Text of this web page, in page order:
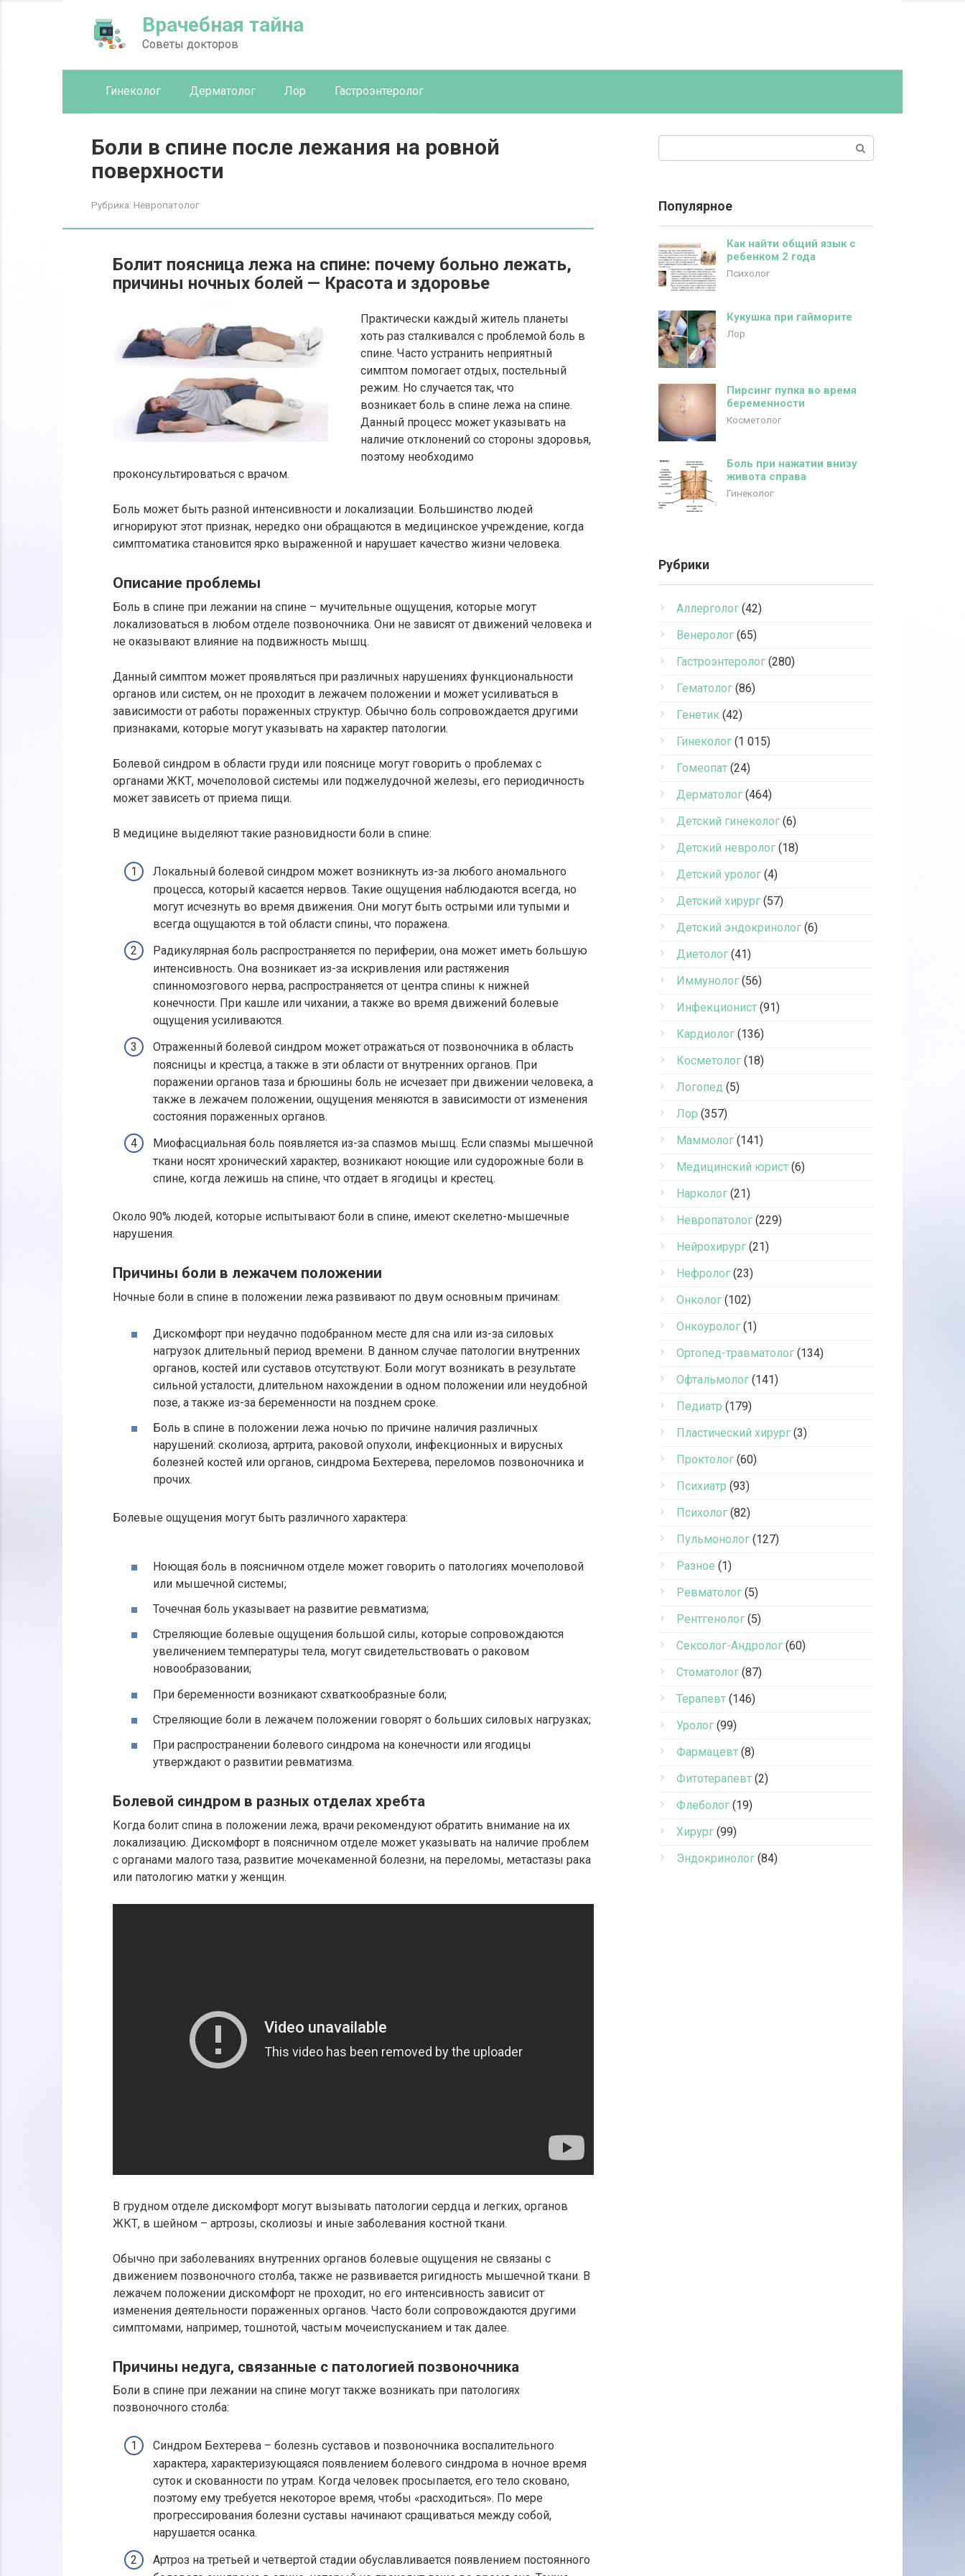
Врачебная тайна
Советы докторов
Гинеколог Дерматолог Лор Гастроэнтеролог
Боли в спине после лежания на ровной
поверхности
Рубрика: Невропатолог
Болит поясница лежа на спине: почему больно лежать,
причины ночных болей — Красота и здоровье
Практически каждый житель планеты
хоть раз сталкивался с проблемой боль в
спине. Часто устранить неприятный
симптом помогает отдых, постельный
режим. Но случается так, что
возникает боль в спине лежа на спине.
Данный процесс может указывать на
наличие отклонений со стороны здоровья,
поэтому необходимо
проконсультироваться с врачом.
Боль может быть разной интенсивности и локализации. Большинство людей
игнорируют этот признак, нередко они обращаются в медицинское учреждение, когда
симптоматика становится ярко выраженной и нарушает качество жизни человека.
Описание проблемы
Боль в спине при лежании на спине – мучительные ощущения, которые могут
локализоваться в любом отделе позвоночника. Они не зависят от движений человека и
не оказывают влияние на подвижность мышц.
Данный симптом может проявляться при различных нарушениях функциональности
органов или систем, он не проходит в лежачем положении и может усиливаться в
зависимости от работы пораженных структур. Обычно боль сопровождается другими
признаками, которые могут указывать на характер патологии.
Болевой синдром в области груди или пояснице могут говорить о проблемах с
органами ЖКТ, мочеполовой системы или поджелудочной железы, его периодичность
может зависеть от приема пищи.
В медицине выделяют такие разновидности боли в спине:
Локальный болевой синдром может возникнуть из-за любого аномального
процесса, который касается нервов. Такие ощущения наблюдаются всегда, но
могут исчезнуть во время движения. Они могут быть острыми или тупыми и
всегда ощущаются в той области спины, что поражена.
Радикулярная боль распространяется по периферии, она может иметь большую
интенсивность. Она возникает из-за искривления или растяжения
спинномозгового нерва, распространяется от центра спины к нижней
конечности. При кашле или чихании, а также во время движений болевые
ощущения усиливаются.
Отраженный болевой синдром может отражаться от позвоночника в область
поясницы и крестца, а также в эти области от внутренних органов. При
поражении органов таза и брюшины боль не исчезает при движении человека, а
также в лежачем положении, ощущения меняются в зависимости от изменения
состояния пораженных органов.
Миофасциальная боль появляется из-за спазмов мышц. Если спазмы мышечной
ткани носят хронический характер, возникают ноющие или судорожные боли в
спине, когда лежишь на спине, что отдает в ягодицы и крестец.
Около 90% людей, которые испытывают боли в спине, имеют скелетно-мышечные
нарушения.
Причины боли в лежачем положении
Ночные боли в спине в положении лежа развивают по двум основным причинам:
Дискомфорт при неудачно подобранном месте для сна или из-за силовых
нагрузок длительный период времени. В данном случае патологии внутренних
органов, костей или суставов отсутствуют. Боли могут возникать в результате
сильной усталости, длительном нахождении в одном положении или неудобной
позе, а также из-за беременности на позднем сроке.
Боль в спине в положении лежа ночью по причине наличия различных
нарушений: сколиоза, артрита, раковой опухоли, инфекционных и вирусных
болезней костей или органов, синдрома Бехтерева, переломов позвоночника и
прочих.
Болевые ощущения могут быть различного характера:
Ноющая боль в поясничном отделе может говорить о патологиях мочеполовой
или мышечной системы;
Точечная боль указывает на развитие ревматизма;
Стреляющие болевые ощущения большой силы, которые сопровождаются
увеличением температуры тела, могут свидетельствовать о раковом
новообразовании;
При беременности возникают схваткообразные боли;
Стреляющие боли в лежачем положении говорят о больших силовых нагрузках;
При распространении болевого синдрома на конечности или ягодицы
утверждают о развитии ревматизма.
Болевой синдром в разных отделах хребта
Когда болит спина в положении лежа, врачи рекомендуют обратить внимание на их
локализацию. Дискомфорт в поясничном отделе может указывать на наличие проблем
с органами малого таза, развитие мочекаменной болезни, на переломы, метастазы рака
или патологию матки у женщин.
В грудном отделе дискомфорт могут вызывать патологии сердца и легких, органов
ЖКТ, в шейном – артрозы, сколиозы и иные заболевания костной ткани.
Обычно при заболеваниях внутренних органов болевые ощущения не связаны с
движением позвоночного столба, также не развивается ригидность мышечной ткани. В
лежачем положении дискомфорт не проходит, но его интенсивность зависит от
изменения деятельности пораженных органов. Часто боли сопровождаются другими
симптомами, например, тошнотой, частым мочеиспусканием и так далее.
Причины недуга, связанные с патологией позвоночника
Боли в спине при лежании на спине могут также возникать при патологиях
позвоночного столба:
Синдром Бехтерева – болезнь суставов и позвоночника воспалительного
характера, характеризующаяся появлением болевого синдрома в ночное время
суток и скованности по утрам. Когда человек просыпается, его тело сковано,
поэтому ему требуется некоторое время, чтобы «расходиться». По мере
прогрессирования болезни суставы начинают сращиваться между собой,
нарушается осанка.
Артроз на третьей и четвертой стадии обуславливается появлением постоянного
Популярное
Как найти общий язык с
ребенком 2 года
Психолог
Кукушка при гайморите
Лор
Пирсинг пупка во время
беременности
Косметолог
Боль при нажатии внизу
живота справа
Гинеколог
Рубрики
Аллерголог (42)
Венеролог (65)
Гастроэнтеролог (280)
Гематолог (86)
Генетик (42)
Гинеколог (1 015)
Гомеопат (24)
Дерматолог (464)
Детский гинеколог (6)
Детский невролог (18)
Детский уролог (4)
Детский хирург (57)
Детский эндокринолог (6)
Диетолог (41)
Иммунолог (56)
Инфекционист (91)
Кардиолог (136)
Косметолог (18)
Логопед (5)
Лор (357)
Маммолог (141)
Медицинский юрист (6)
Нарколог (21)
Невропатолог (229)
Нейрохирург (21)
Нефролог (23)
Онколог (102)
Онкоуролог (1)
Ортопед-травматолог (134)
Офтальмолог (141)
Педиатр (179)
Пластический хирург (3)
Проктолог (60)
Психиатр (93)
Психолог (82)
Пульмонолог (127)
Разное (1)
Ревматолог (5)
Рентгенолог (5)
Сексолог-Андролог (60)
Стоматолог (87)
Терапевт (146)
Уролог (99)
Фармацевт (8)
Фитотерапевт (2)
Флеболог (19)
Хирург (99)
Эндокринолог (84)